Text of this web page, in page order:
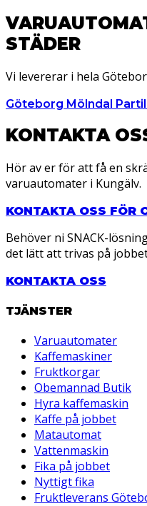
STÄDER
Vi levererar i hela
Göteborg Mölndal
KONTAKTA
Hör av er för att få en
varuautomater i Kungälv.
KONTAKTA OSS FÖR
Behöver ni SNACK-
det lätt att trivas på
KONTAKTA OSS
TJÄNSTER
Varuautomater
Kaffemaskiner
Fruktkorgar
Obemannad Butik
Hyra kaffemaskin
Kaffe på jobbet
Matautomat
Vattenmaskin
Fika på jobbet
Nyttigt fika
Fruktleverans